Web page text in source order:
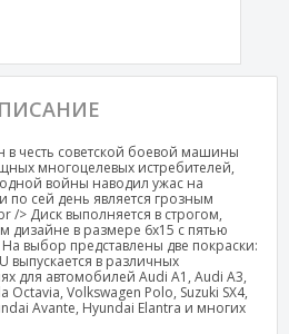
в честь советской боевой машины
многоцелевых истребителей,
войны наводил ужас на
сей день является грозным
/> Диск выполняется в строгом,
дизайне в размере 6х15 с пятью
выбор представлены две покраски:
выпускается в различных
для автомобилей Audi A1, Audi A3,
Octavia, Volkswagen Polo, Suzuki SX4,
Avante, Hyundai Elantra и многих